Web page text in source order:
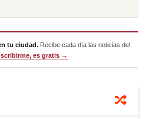
tu ciudad. Recibe cada día las noticias del
es gratis →